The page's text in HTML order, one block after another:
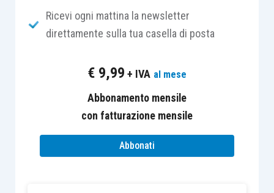
alla modalità con cui la detrazione
d’imposta in questione viene rilevata nelle
committente, in modo particolare laddove
questa aderisse alle linee di indirizzo
contenute nellaComunicazione
peraltro, sollevato in dottrina diverse e
Ricevi ogni mattina la newsletter
direttamente sulla tua casella di posta
€ 9,99 + IVA al mese
Abbonamento mensile
con fatturazione mensile
Abbonati